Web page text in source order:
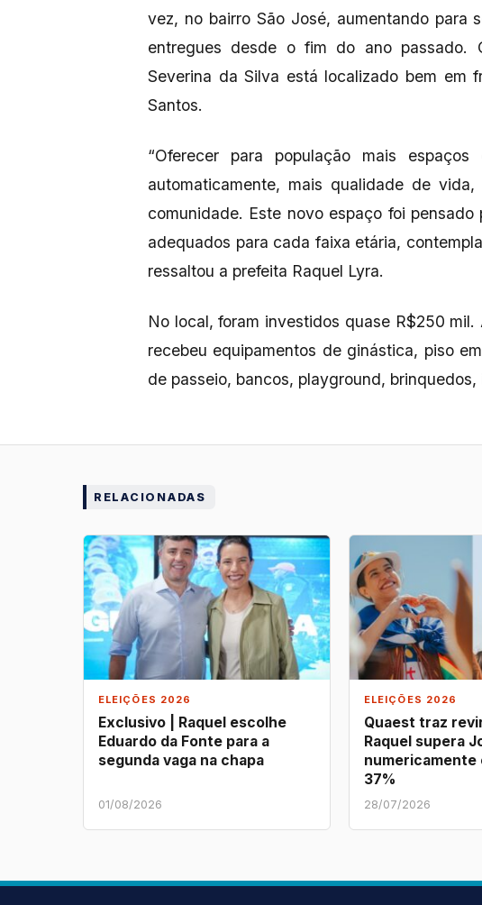
vez, no bairro São José, aumentando para
entregues desde o fim do ano passado.
Severina da Silva está localizado bem em
Santos.
“Oferecer para população mais
automaticamente, mais qualidade de
comunidade. Este novo espaço foi
adequados para cada faixa etária,
ressaltou a prefeita Raquel Lyra.
No local, foram investidos quase R$250
recebeu equipamentos de ginástica, piso
de passeio, bancos, playground,
RELACIONADAS
ELEIÇÕES 2026
Exclusivo | Raquel escolhe
Eduardo da Fonte para a
segunda vaga na chapa
01/08/2026
ELEIÇÕES 2026
Quaest traz
Raquel supera
numericamente
37%
28/07/2026